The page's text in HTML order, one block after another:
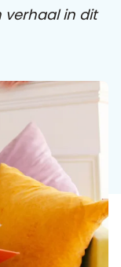
verhaal in dit